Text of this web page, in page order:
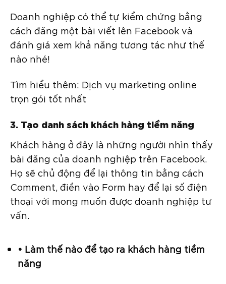
Doanh nghiệp có thể tự kiểm chứng bằng
cách đăng một bài viết lên Facebook và
đánh giá xem khả năng tương tác như thế
nào nhé!
Tìm hiểu thêm: Dịch vụ marketing online
trọn gói tốt nhất
3. Tạo danh sách khách hàng tiềm năng
Khách hàng ở đây là những người nhìn thấy
bài đăng của doanh nghiệp trên Facebook.
Họ sẽ chủ động để lại thông tin bằng cách
Comment, điền vào Form hay để lại số điện
thoại với mong muốn được doanh nghiệp tư
vấn.
• Làm thế nào để tạo ra khách hàng tiềm
năng